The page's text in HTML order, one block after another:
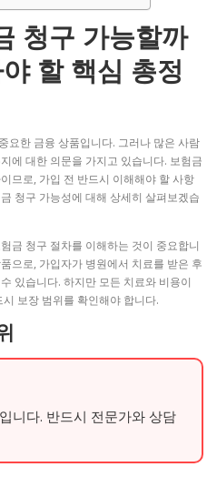
청구 가능할까
할 핵심 총정
요한 금융 상품입니다. 그러나 많은 사람
에 대한 의문을 가지고 있습니다. 보험금
므로, 가입 전 반드시 이해해야 할 사항
청구 가능성에 대해 상세히 살펴보겠습
금 청구 절차를 이해하는 것이 중요합니
으로, 가입자가 병원에서 치료를 받은 후
있습니다. 하지만 모든 치료와 비용이
보장 범위를 확인해야 합니다.
니다. 반드시 전문가와 상담